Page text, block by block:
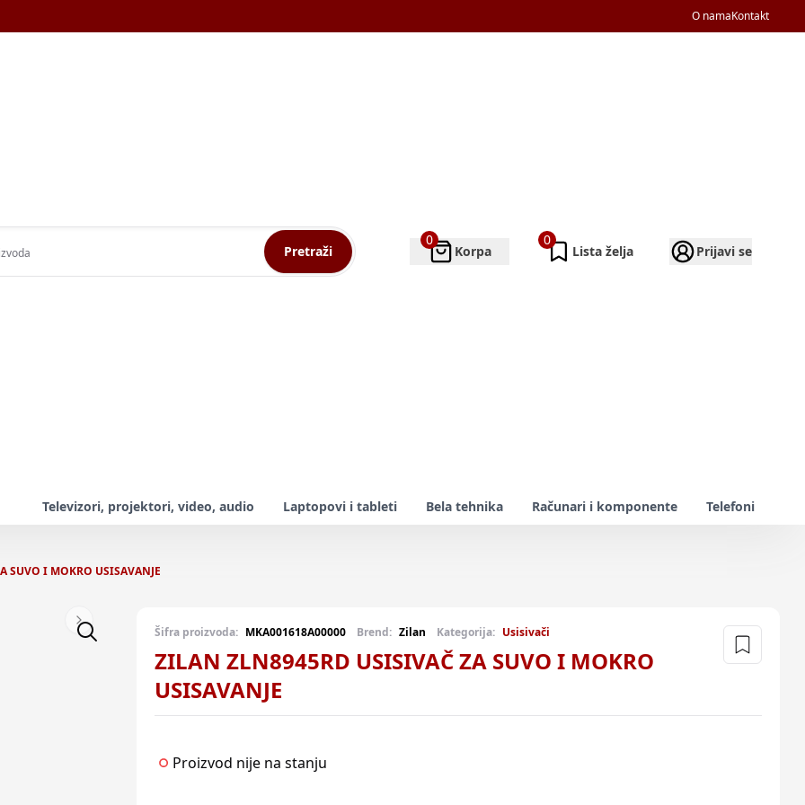
O namaKontakt
Pretraži
0
Korpa
0
Lista želja Prijavi se
Televizori, projektori, video, audio Laptopovi i tableti Bela tehnika Računari i komponente Telefoni
SUVO I MOKRO USISAVANJE
Next slide Šifra proizvoda: MKA001618A00000 Brend: Zilan Kategorija: Usisivači
ZILAN ZLN8945RD USISIVAČ ZA SUVO I MOKRO
USISAVANJE
Proizvod nije na stanju